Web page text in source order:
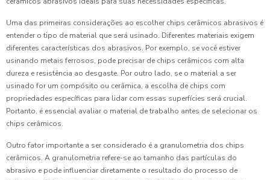
Uma das primeiras considerações ao escolher chips cerâmicos abrasivos é
entender o tipo de material que será usinado. Diferentes materiais exigem
diferentes características dos abrasivos. Por exemplo, se você estiver
usinando metais ferrosos, pode precisar de chips cerâmicos com alta
dureza e resistência ao desgaste. Por outro lado, se o material a ser
usinado for um compósito ou cerâmica, a escolha de chips com
propriedades específicas para lidar com essas superfícies será crucial.
Portanto, é essencial avaliar o material de trabalho antes de selecionar os
chips cerâmicos.
Outro fator importante a ser considerado é a granulometria dos chips
cerâmicos. A granulometria refere-se ao tamanho das partículas do
abrasivo e pode influenciar diretamente o resultado do processo de